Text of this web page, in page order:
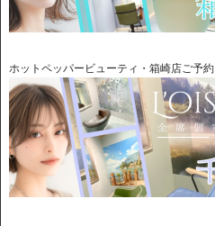
ホットペッパービューティ・箱崎店ご予約